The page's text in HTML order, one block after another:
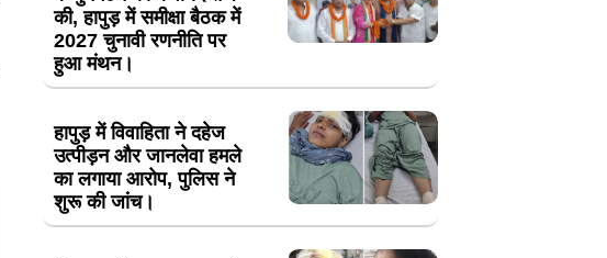
की, हापुड़ में समीक्षा बैठक में
2027 चुनावी रणनीति पर
हुआ मंथन।
हापुड़ में विवाहिता ने दहेज
उत्पीड़न और जानलेवा हमले
का लगाया आरोप, पुलिस ने
शुरू की जांच।